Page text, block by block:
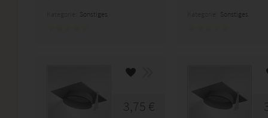
Sonstiges Sonstiges
3,75 €